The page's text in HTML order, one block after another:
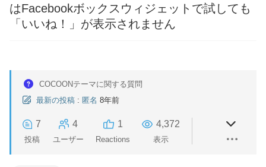
はFacebookボックスウィジェットで試しても
「いいね！」が表示されません
COCOONテーマに関する質問
最新の投稿 : 匿名 8年前
7
投稿
4
ユーザー
1
Reactions
4,372
表示